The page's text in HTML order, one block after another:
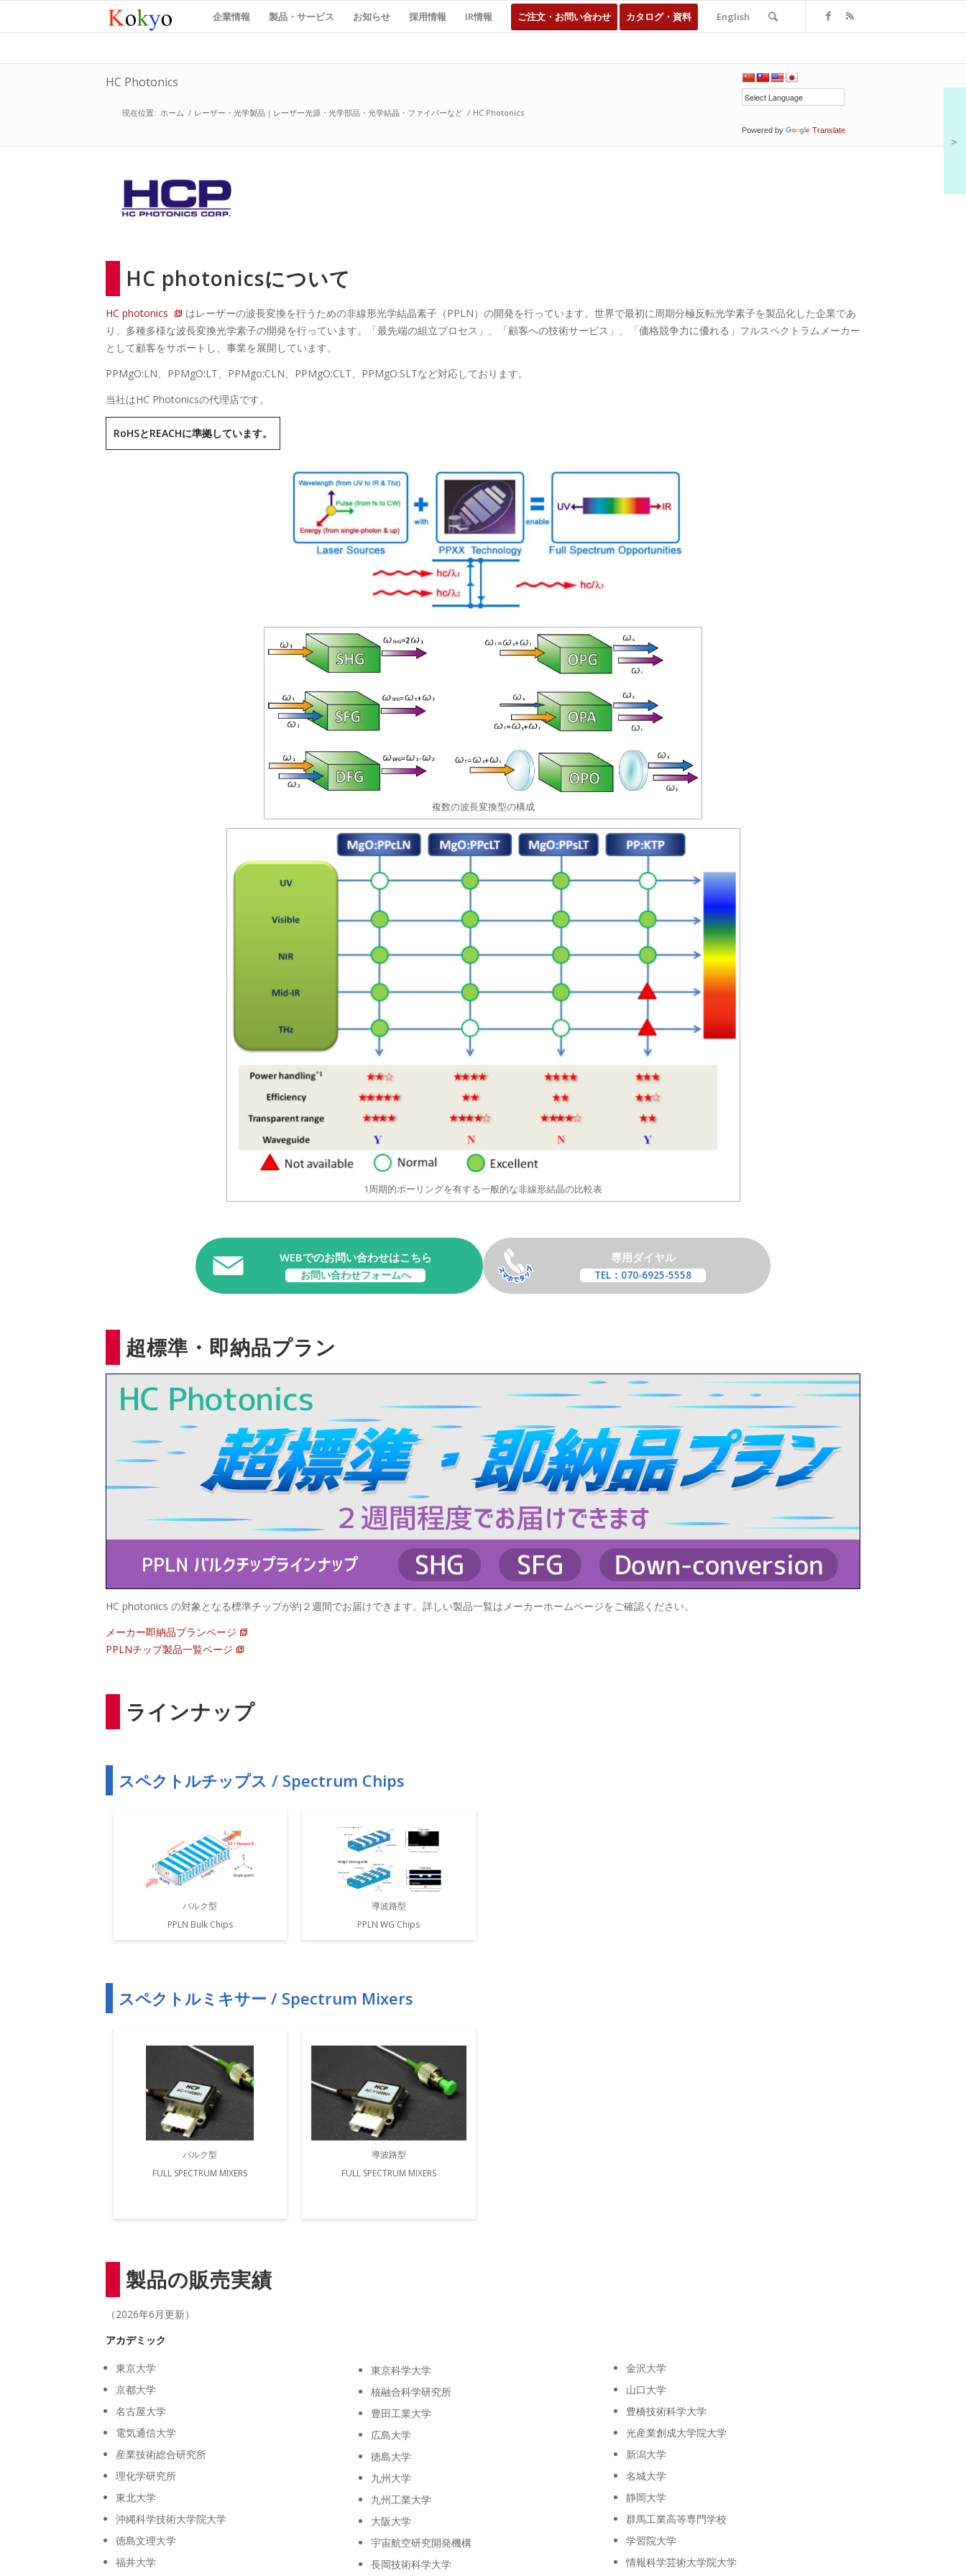
企業情報 製品・サービス お知らせ 採用情報 IR情報 ご注文・お問い合わせ カタログ・資料 English
HC Photonics
Powered by Translate
現在位置: ホーム / レーザー・光学製品｜レーザー光源・光学部品・光学結晶・ファイバーなど / HC Photonics
HC photonicsについて
HC photonics
はレーザーの波長変換を行うための非線形光学結晶素子（PPLN）の開発を行っています。世界で最初に周期分極反転光学素子を製品化した企業であ
り、多種多様な波長変換光学素子の開発を行っています。「最先端の組立プロセス」、「顧客への技術サービス」、「価格競争力に優れる」フルスペクトラムメーカー
として顧客をサポートし、事業を展開しています。
PPMgO:LN、PPMgO:LT、PPMgo:CLN、PPMgO:CLT、PPMgO:SLTなど対応しております。
当社はHC Photonicsの代理店です。
RoHSとREACHに準拠しています。
複数の波長変換型の構成
1周期的ポーリングを有する一般的な非線形結晶の比較表
WEBでのお問い合わせはこちら
お問い合わせフォームへ
専用ダイヤル
TEL：070-6925-5558
超標準・即納品プラン
HC photonics の対象となる標準チップが約２週間でお届けできます。詳しい製品一覧はメーカーホームページをご確認ください。
メーカー即納品プランページ
PPLNチップ製品一覧ページ
ラインナップ
スペクトルチップス / Spectrum Chips
バルク型
PPLN Bulk Chips
導波路型
PPLN WG Chips
スペクトルミキサー / Spectrum Mixers
バルク型
FULL SPECTRUM MIXERS
導波路型
FULL SPECTRUM MIXERS
製品の販売実績
（2026年6月更新）
アカデミック
東京大学
京都大学
名古屋大学
電気通信大学
産業技術総合研究所
理化学研究所
東北大学
沖縄科学技術大学院大学
徳島文理大学
福井大学
東京科学大学
核融合科学研究所
豊田工業大学
広島大学
徳島大学
九州大学
九州工業大学
大阪大学
宇宙航空研究開発機構
長岡技術科学大学
金沢大学
山口大学
豊橋技術科学大学
光産業創成大学院大学
新潟大学
名城大学
静岡大学
群馬工業高等専門学校
学習院大学
情報科学芸術大学院大学
＞